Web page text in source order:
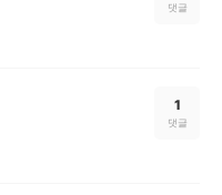
댓글
1
댓글